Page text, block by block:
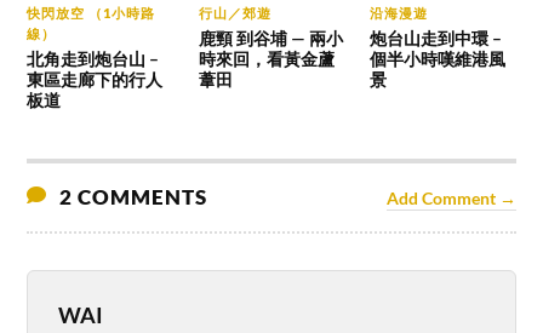
快閃放空 （1小時路
線）
北角走到炮台山 –
東區走廊下的行人
板道
行山／郊遊
鹿頸 到谷埔 — 兩小
時來回，看黃金蘆
葦田
沿海漫遊
炮台山走到中環 –
個半小時嘆維港風
景
2 COMMENTS Add Comment →
WAI